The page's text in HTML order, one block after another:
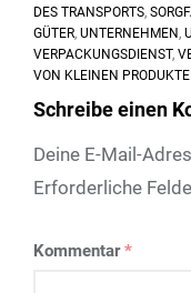
DES TRANSPORTS,
GÜTER, UNTERNEHMEN,
VERPACKUNGSDIENST,
VON KLEINEN
Schreibe einen
Deine E-Mail-
Erforderliche
Kommentar*